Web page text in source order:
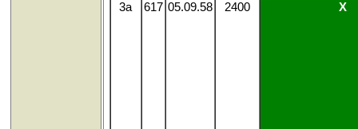
3a 617 05.09.58 2400 X